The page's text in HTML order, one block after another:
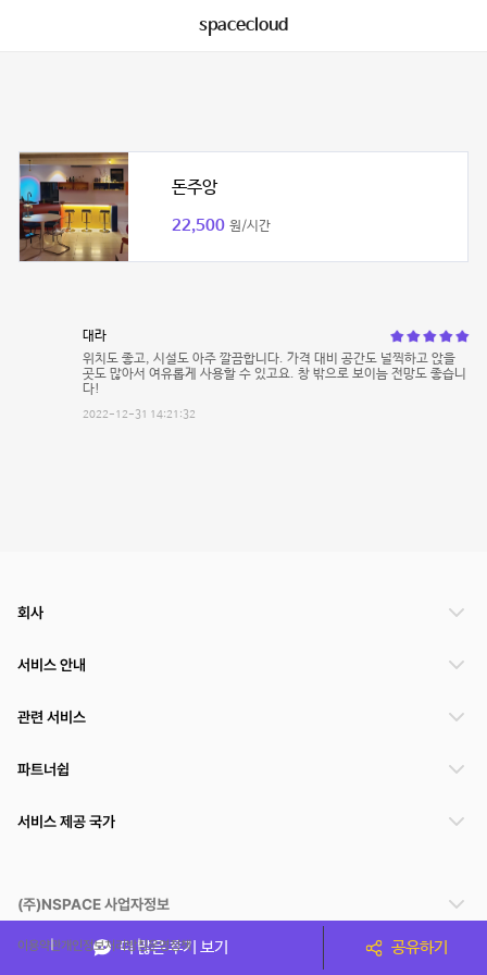
spacecloud
돈주앙
22,500 원/시간
대라
위치도 좋고, 시설도 아주 깔끔합니다. 가격 대비 공간도 널찍하고 앉을
곳도 많아서 여유롭게 사용할 수 있고요. 창 밖으로 보이늠 전망도 좋습니
다!
2022-12-31 14:21:32
더 많은 후기 보기 공유하기
회사
서비스 안내
관련 서비스
파트너쉽
서비스 제공 국가
(주)NSPACE 사업자정보
이용약관개인정보처리방침운영정책
스페이스클라우드는 통신판매중개자이며 통신판매의 당사자가 아닙니다. 따라서 스페이스클